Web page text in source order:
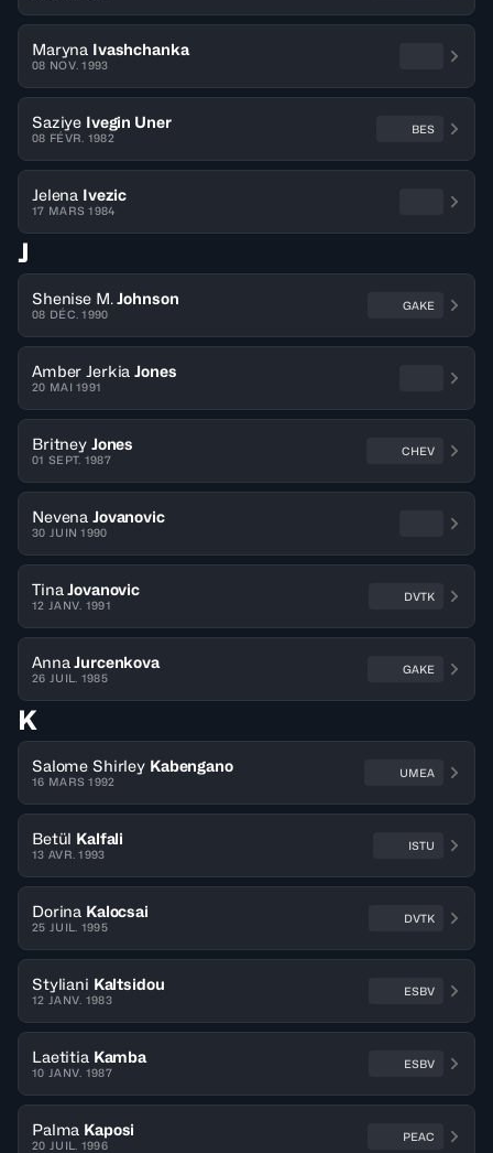
Maryna Ivashchanka
08 NOV. 1993
Saziye Ivegin Uner
08 FÉVR. 1982
BES
Jelena Ivezic
17 MARS 1984
J
Shenise M. Johnson
08 DÉC. 1990
GAKE
Amber Jerkia Jones
20 MAI 1991
Britney Jones
01 SEPT. 1987
CHEV
Nevena Jovanovic
30 JUIN 1990
Tina Jovanovic
12 JANV. 1991
DVTK
Anna Jurcenkova
26 JUIL. 1985
GAKE
K
Salome Shirley Kabengano
16 MARS 1992
UMEA
Betül Kalfali
13 AVR. 1993
ISTU
Dorina Kalocsai
25 JUIL. 1995
DVTK
Styliani Kaltsidou
12 JANV. 1983
ESBV
Laetitia Kamba
10 JANV. 1987
ESBV
Palma Kaposi
20 JUIL. 1996
PEAC